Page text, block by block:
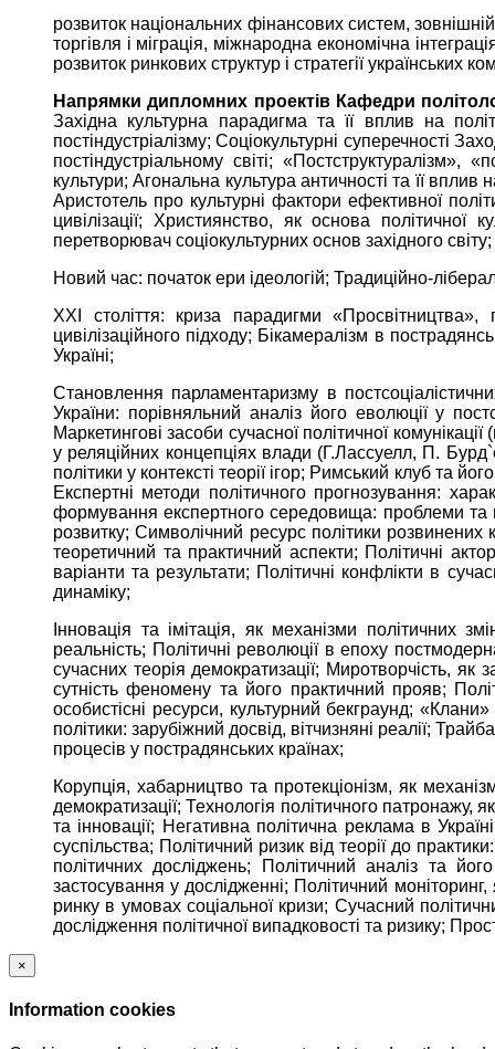
розвиток національних фінансових систем,
торгівля і міграція, міжнародна економічна
розвиток ринкових структур і стратегії
Напрямки дипломних проектів Кафедри
Західна культурна парадигма та її вплив на
постіндустріалізму; Соціокультурні суперечності
постіндустріальному світі; «Постструктуралізм»,
культури; Агональна культура античності та її
Аристотель про культурні фактори ефективної
цивілізації; Християнство, як основа
перетворювач соціокультурних основ західного
Новий час: початок ери ідеологій; Традиційно-
ХХІ століття: криза парадигми «Просвітництва»,
цивілізаційного підходу; Бікамералізм в
Україні;
Становлення парламентаризму в
України: порівняльний аналіз його еволюції у
Маркетингові засоби сучасної політичної
у реляційних концепціях влади (Г.Лассуелл, П.
політики у контексті теорії ігор; Римський клуб та
Експертні методи політичного прогнозування:
формування експертного середовища: проблеми та
розвитку; Символічний ресурс політики
теоретичний та практичний аспекти; Політичні
варіанти та результати; Політичні конфлікти в
динаміку;
Інновація та імітація, як механізми політичних
реальність; Політичні революції в епоху
сучасних теорія демократизації; Миротворчість,
сутність феномену та його практичний прояв;
особистісні ресурси, культурний бекграунд;
політики: зарубіжний досвід, вітчизняні реалії;
процесів у пострадянських країнах;
Корупція, хабарництво та протекціонізм, як
демократизації; Технологія політичного
та інновації; Негативна політична реклама в
суспільства; Політичний ризик від теорії до
політичних досліджень; Політичний аналіз та
застосування у дослідженні; Політичний
ринку в умовах соціальної кризи; Сучасний
дослідження політичної випадковості та ризику;
×
Information cookies